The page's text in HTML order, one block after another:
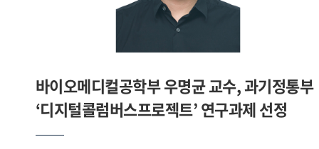
기관과의 상호 호혜적 프로젝트 활동을 통해 글로벌 교육 협력
네트워크를 확대하고 상호 문화 이해를 바탕으로 교육 섹터 간
바이오메디컬공학부 우명균 교수, 과기정통부
‘디지털콜럼버스프로젝트’ 연구과제 선정